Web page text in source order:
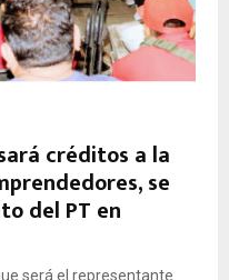
créditos a la
se
del PT en
será el representante